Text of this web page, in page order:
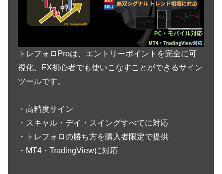
トレフォロProは、エントリーポイントを完全に可
視化、FX初心者でも使いこなすことができるサイン
ツールです。
・高精度サイン
・スキャル・デイ・スイングすべてに対応
・トレフォロの勝ち方を購入者限定で提供
・MT4・TradingViewに対応